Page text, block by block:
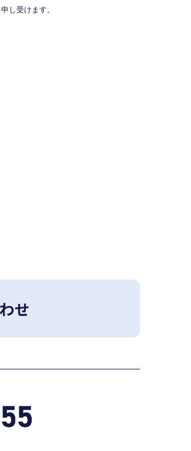
し受けます。
せ